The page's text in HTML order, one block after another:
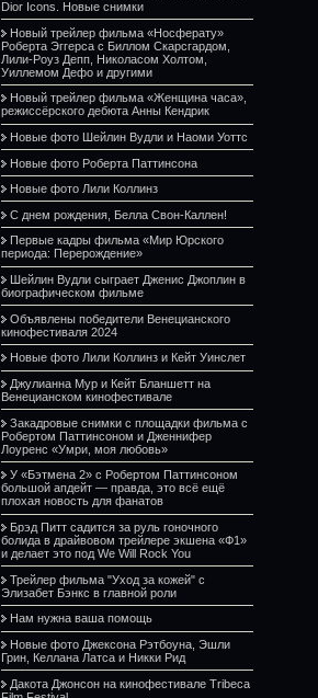
Dior Icons. Новые снимки
Новый трейлер фильма «Носферату»
Роберта Эггерса с Биллом Скарсгардом,
Лили-Роуз Депп, Николасом Холтом,
Уиллемом Дефо и другими
Новый трейлер фильма «Женщина часа»,
режиссёрского дебюта Анны Кендрик
Новые фото Шейлин Вудли и Наоми Уоттс
Новые фото Роберта Паттинсона
Новые фото Лили Коллинз
С днем рождения, Белла Свон-Каллен!
Первые кадры фильма «Мир Юрского
периода: Перерождение»
Шейлин Вудли сыграет Дженис Джоплин в
биографическом фильме
Объявлены победители Венецианского
кинофестиваля 2024
Новые фото Лили Коллинз и Кейт Уинслет
Джулианна Мур и Кейт Бланшетт на
Венецианском кинофестивале
Закадровые снимки с площадки фильма с
Робертом Паттинсоном и Дженнифер
Лоуренс «Умри, моя любовь»
У «Бэтмена 2» с Робертом Паттинсоном
большой апдейт — правда, это всё ещё
плохая новость для фанатов
Брэд Питт садится за руль гоночного
болида в драйвовом трейлере экшена «Ф1»
и делает это под We Will Rock You
Трейлер фильма "Уход за кожей" с
Элизабет Бэнкс в главной роли
Нам нужна ваша помощь
Новые фото Джексона Рэтбоуна, Эшли
Грин, Келлана Латса и Никки Рид
Дакота Джонсон на кинофестивале Tribeca